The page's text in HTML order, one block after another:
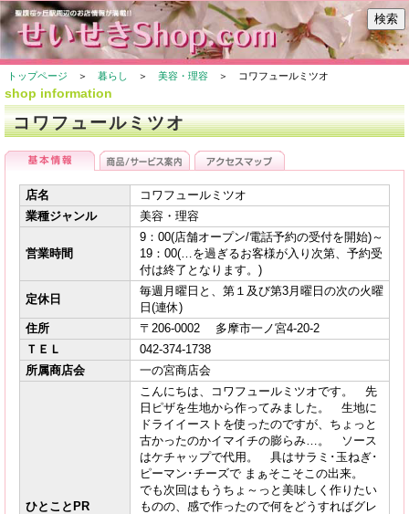
トップページ ＞ 暮らし ＞ 美容・理容 ＞ コワフュールミツオ
shop information
コワフュールミツオ
店名
コワフュールミツオ
業種ジャンル
美容・理容
営業時間
9：00(店舗オープン/電話予約の受付を開始)～
19：00(…を過ぎるお客様が入り次第、予約受
付は終了となります。)
定休日
毎週月曜日と、第１及び第3月曜日の次の火曜
日(連休)
住所
〒206-0002 多摩市一ノ宮4-20-2
ＴＥＬ
042-374-1738
所属商店会
一の宮商店会
ひとことPR
こんにちは、コワフュールミツオです。 先
日ピザを生地から作ってみました。 生地に
ドライイーストを使ったのですが、ちょっと
古かったのかイマイチの膨らみ…。 ソース
はケチャップで代用。 具はサラミ･玉ねぎ･
ピーマン･チーズで まぁそこそこの出来。
でも次回はもうちょ～っと美味しく作りたい
ものの、感で作ったので何をどうすればグレ